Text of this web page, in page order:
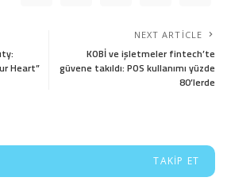
Heart”
NEXT ARTICLE
KOBİ ve işletmeler fintech’te
güvene takıldı: POS kullanımı yüzde
80’lerde
TAKIP ET